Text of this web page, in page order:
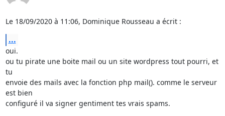
Le 18/09/2020 à 11:06, Dominique Rousseau a écrit :
...
oui.
ou tu pirate une boite mail ou un site wordpress tout pourri, et
tu
envoie des mails avec la fonction php mail(). comme le serveur
est bien
configuré il va signer gentiment tes vrais spams.